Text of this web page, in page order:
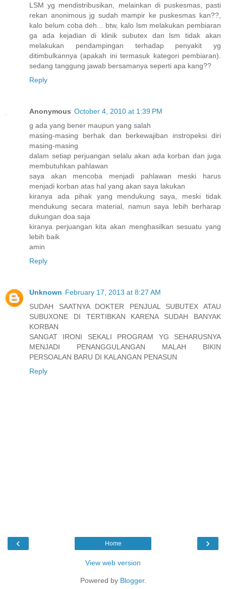
LSM yg mendistribusikan, melainkan di puskesmas, pasti
rekan anonimous jg sudah mampir ke puskesmas kan??,
kalo belum coba deh... btw, kalo lsm melakukan pembiaran
ga ada kejadian di klinik subutex dan lsm tidak akan
melakukan pendampingan terhadap penyakit yg
ditimbulkannya (apakah ini termasuk kategori pembiaran).
sedang tanggung jawab bersamanya seperti apa kang??
Reply
Anonymous October 4, 2010 at 1:39 PM
g ada yang bener maupun yang salah
masing-masing berhak dan berkewajiban instropeksi diri
masing-masing
dalam setiap perjuangan selalu akan ada korban dan juga
membutuhkan pahlawan
saya akan mencoba menjadi pahlawan meski harus
menjadi korban atas hal yang akan saya lakukan
kiranya ada pihak yang mendukung saya, meski tidak
mendukung secara material, namun saya lebih berharap
dukungan doa saja
kiranya perjuangan kita akan menghasilkan sesuatu yang
lebih baik
amin
Reply
Unknown February 17, 2013 at 8:27 AM
SUDAH SAATNYA DOKTER PENJUAL SUBUTEX ATAU
SUBUXONE DI TERTIBKAN KARENA SUDAH BANYAK
KORBAN
SANGAT IRONI SEKALI PROGRAM YG SEHARUSNYA
MENJADI PENANGGULANGAN MALAH BIKIN
PERSOALAN BARU DI KALANGAN PENASUN
Reply
‹ ›
Home
View web version
Powered by Blogger.